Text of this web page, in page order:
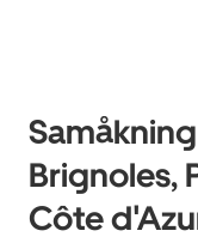
Brignoles,
Côte